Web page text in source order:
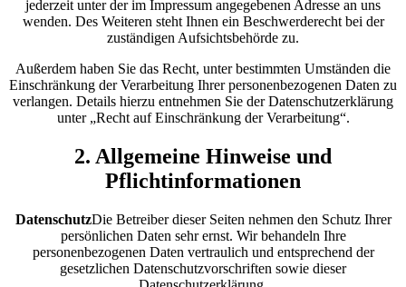
jederzeit unter der im Impressum angegebenen Adresse an uns
wenden. Des Weiteren steht Ihnen ein Beschwerderecht bei der
zuständigen Aufsichtsbehörde zu.
Außerdem haben Sie das Recht, unter bestimmten Umständen die
Einschränkung der Verarbeitung Ihrer personenbezogenen Daten zu
verlangen. Details hierzu entnehmen Sie der Datenschutzerklärung
unter „Recht auf Einschränkung der Verarbeitung“.
2. Allgemeine Hinweise und
Pflichtinformationen
DatenschutzDie Betreiber dieser Seiten nehmen den Schutz Ihrer
persönlichen Daten sehr ernst. Wir behandeln Ihre
personenbezogenen Daten vertraulich und entsprechend der
gesetzlichen Datenschutzvorschriften sowie dieser